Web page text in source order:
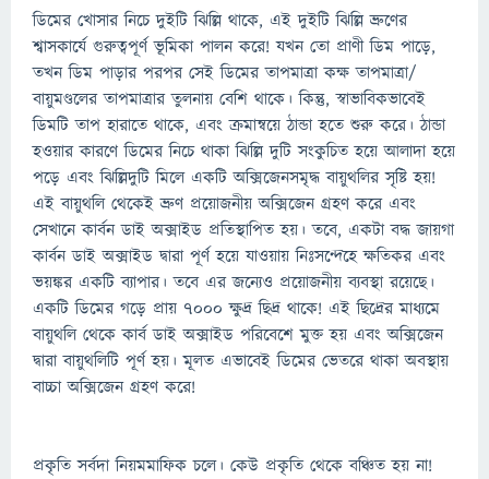
ডিমের খোসার নিচে দুইটি ঝিল্লি থাকে, এই দুইটি ঝিল্লি ভ্রুণের
শ্বাসকার্যে গুরুত্বপূর্ণ ভূমিকা পালন করে! যখন তো প্রাণী ডিম পাড়ে,
তখন ডিম পাড়ার পরপর সেই ডিমের তাপমাত্রা কক্ষ তাপমাত্রা/
বায়ুমণ্ডলের তাপমাত্রার তুলনায় বেশি থাকে। কিন্তু, স্বাভাবিকভাবেই
ডিমটি তাপ হারাতে থাকে, এবং ক্রমান্বয়ে ঠান্ডা হতে শুরু করে। ঠান্ডা
হওয়ার কারণে ডিমের নিচে থাকা ঝিল্লি দুটি সংকুচিত হয়ে আলাদা হয়ে
পড়ে এবং ঝিল্লিদুটি মিলে একটি অক্সিজেনসমৃদ্ধ বায়ুথলির সৃষ্টি হয়!
এই বায়ুথলি থেকেই ভ্রুণ প্রয়োজনীয় অক্সিজেন গ্রহণ করে এবং
সেখানে কার্বন ডাই অক্সাইড প্রতিস্থাপিত হয়। তবে, একটা বদ্ধ জায়গা
কার্বন ডাই অক্সাইড দ্বারা পূর্ণ হয়ে যাওয়ায় নিঃসন্দেহে ক্ষতিকর এবং
ভয়ঙ্কর একটি ব্যাপার। তবে এর জন্যেও প্রয়োজনীয় ব্যবস্থা রয়েছে।
একটি ডিমের গড়ে প্রায় ৭০০০ ক্ষুদ্র ছিদ্র থাকে! এই ছিদ্রের মাধ্যমে
বায়ুথলি থেকে কার্ব ডাই অক্সাইড পরিবেশে মুক্ত হয় এবং অক্সিজেন
দ্বারা বায়ুথলিটি পূর্ণ হয়। মূলত এভাবেই ডিমের ভেতরে থাকা অবস্থায়
বাচ্চা অক্সিজেন গ্রহণ করে!
প্রকৃতি সর্বদা নিয়মমাফিক চলে। কেউ প্রকৃতি থেকে বঞ্চিত হয় না!